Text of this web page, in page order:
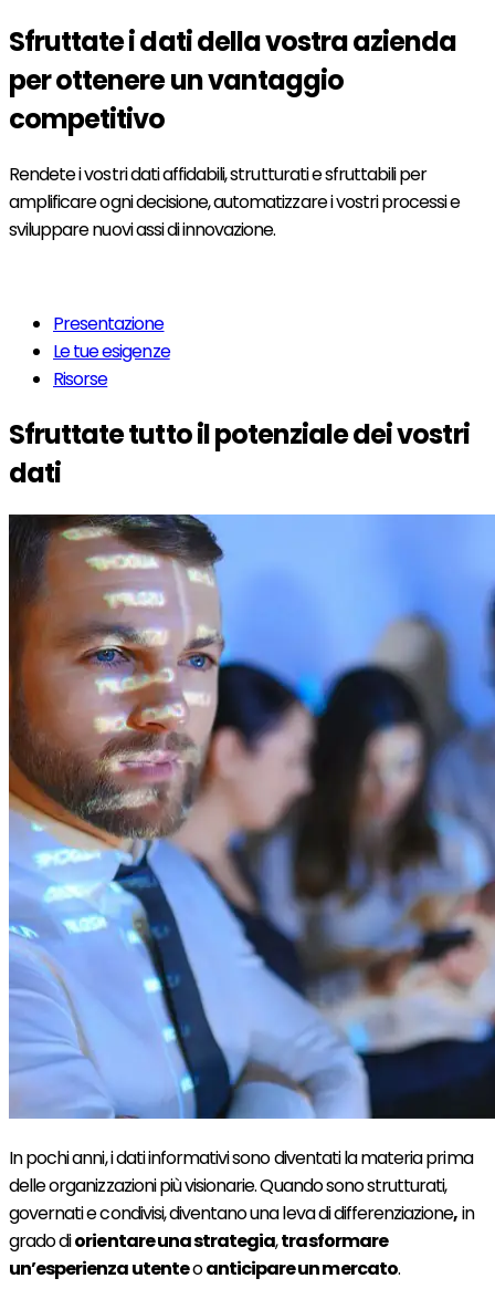
Sfruttate i datidella vostra azienda
per ottenere un vantaggio
competitivo
Rendete i vostri dati affidabili, strutturati e sfruttabili per
amplificare ogni decisione, automatizzare i vostri processi e
sviluppare nuovi assi di innovazione.
Presentazione
Le tue esigenze
Risorse
Sfruttate tutto il potenziale dei vostri
dati
In pochi anni, i dati informativi sono diventati la materia prima
delle organizzazioni più visionarie. Quando sono strutturati,
governati e condivisi, diventano una leva di differenziazione,in
grado diorientare una strategia,trasformare
un’esperienza utenteoanticipare un mercato.